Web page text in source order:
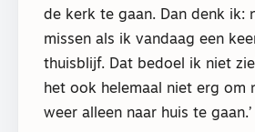
de kerk te gaan. Dan denk ik:
missen als ik vandaag een
thuisblijf. Dat bedoel ik niet
het ook helemaal niet erg om
weer alleen naar huis te gaan.’